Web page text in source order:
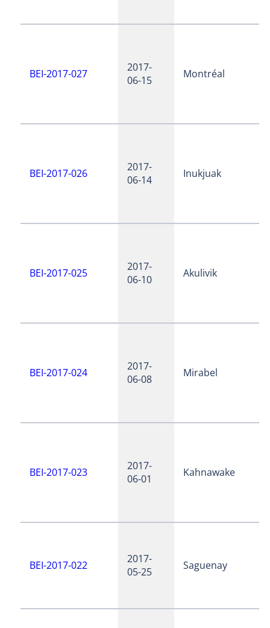
BEI-2017-027
2017-
06-15
Montréal
BEI-2017-026
2017-
06-14
Inukjuak
BEI-2017-025
2017-
06-10
Akulivik
BEI-2017-024
2017-
06-08
Mirabel
BEI-2017-023
2017-
06-01
Kahnawake
BEI-2017-022
2017-
05-25
Saguenay